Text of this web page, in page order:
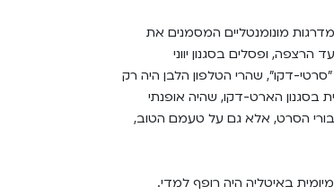
מונומנטליים המסמנים את
ופסלים בסגנון יווני
דקו", שהרי הטלפון הלבן היה רק
בסגנון הארט-דקו, שהיה אופנתי
על עושרם של גיבורי הסרט, אלא גם על טעמם הטוב,
באיטליה היה רופף למדי.